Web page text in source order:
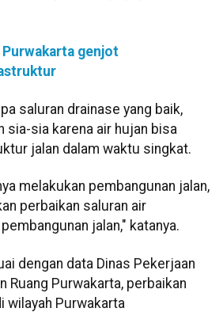
Purwakarta genjot
saluran drainase yang baik,
sia-sia karena air hujan bisa
jalan dalam waktu singkat.
melakukan pembangunan jalan,
perbaikan saluran air
jalan," katanya.
dengan data Dinas Pekerjaan
Ruang Purwakarta, perbaikan
wilayah Purwakarta